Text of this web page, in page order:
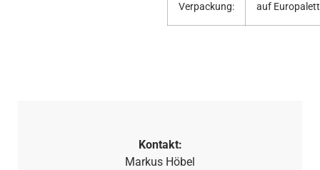
Verpackung: auf
Kontakt:
Markus Höbel